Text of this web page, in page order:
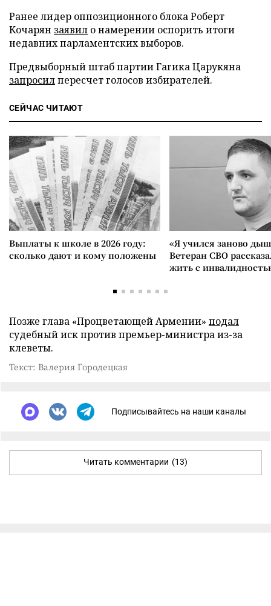
Ранее лидер оппозиционного блока Роберт
Кочарян заявил о намерении оспорить итоги
недавних парламентских выборов.
Предвыборный штаб партии Гагика Царукяна
запросилпересчет голосов избирателей.
СЕЙЧАС ЧИТАЮТ
Выплаты к школе в 2026 году:
сколько дают и кому положены
«Я учился заново
Ветеран СВО
жить с
Позже глава «Процветающей Армении» подал
судебный иск против премьер-министра из-за
клеветы.
Текст: Валерия Городецкая
Подписывайтесь на наши каналы
Читать комментарии (13)